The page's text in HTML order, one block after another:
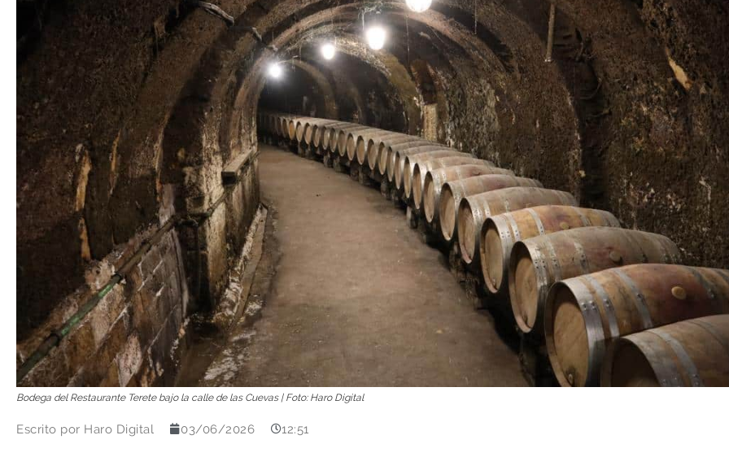
Bodega del Restaurante Terete bajo la calle de las Cuevas | Foto: Haro Digital
Escrito por Haro Digital 03/06/2026 12:51